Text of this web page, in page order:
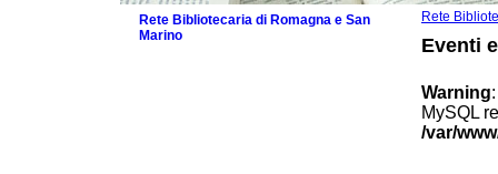
Rete
Eventi
Warning
MySQL
/var/
Rete Bibliotecaria di Romagna e San
Marino